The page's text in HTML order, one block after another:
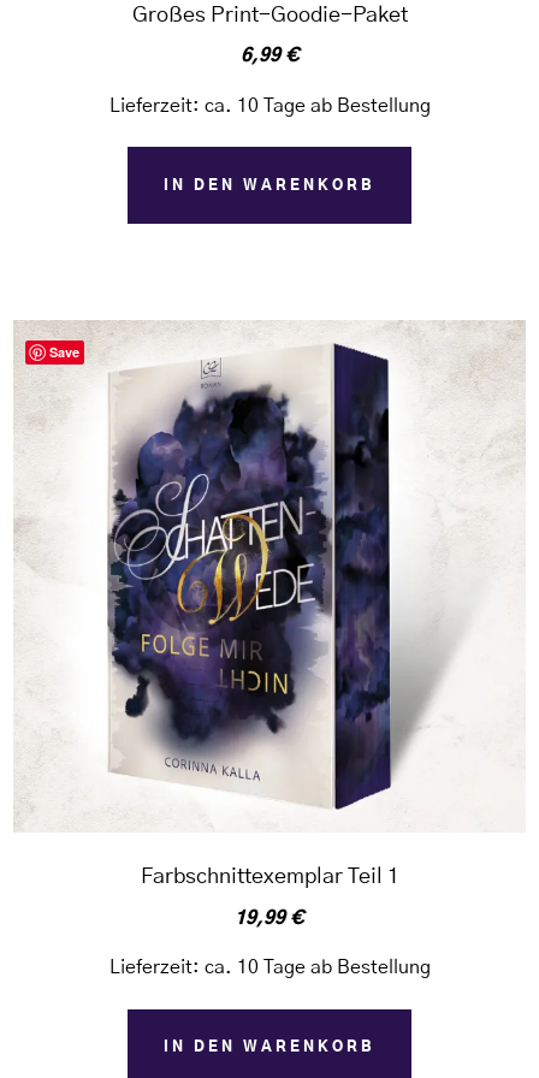
Großes Print-Goodie-Paket
6,99 €
Lieferzeit: ca. 10 Tage ab Bestellung
IN DEN WARENKORB
Save
Farbschnittexemplar Teil 1
19,99 €
Lieferzeit: ca. 10 Tage ab Bestellung
IN DEN WARENKORB